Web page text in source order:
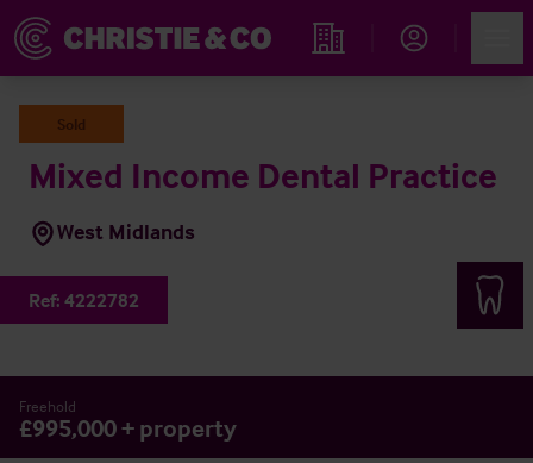
Rechercher un hôtel
Sold
Mixed Income Dental Practice
West Midlands
Ref: 4222782
Freehold
£995,000 + property